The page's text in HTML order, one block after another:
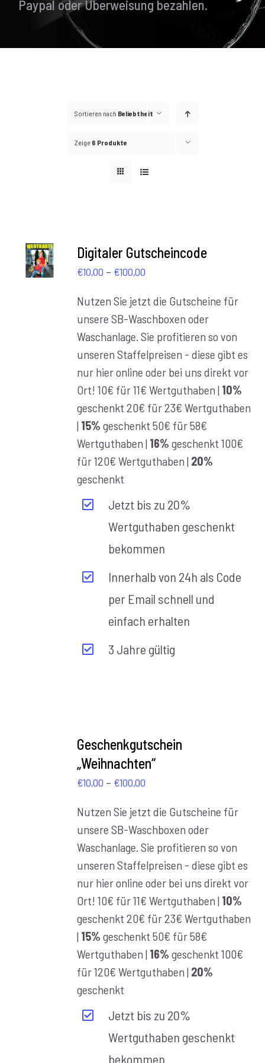
Paypal oder Überweisung bezahlen.
Sortieren nach Beliebtheit
Zeige 6 Produkte
WÄHLEN
/
Digitaler Gutscheincode
€10,00 – €100,00
bis
€100,00
Nutzen Sie jetzt die Gutscheine für
unsere SB-Waschboxen oder
Waschanlage. Sie profitieren so von
unseren Staffelpreisen - diese gibt es
nur hier online oder bei uns direkt vor
Ort! 10€ für 11€ Wertguthaben | 10%
geschenkt 20€ für 23€ Wertguthaben
| 15% geschenkt 50€ für 58€
Wertguthaben | 16% geschenkt 100€
für 120€ Wertguthaben | 20%
geschenkt
Jetzt bis zu 20%
Wertguthaben geschenkt
bekommen
Innerhalb von 24h als Code
per Email schnell und
einfach erhalten
3 Jahre gültig
Geschenkgutschein
„Weihnachten“
€10,00 – €100,00
bis
€100,00
Nutzen Sie jetzt die Gutscheine für
unsere SB-Waschboxen oder
Waschanlage. Sie profitieren so von
unseren Staffelpreisen - diese gibt es
nur hier online oder bei uns direkt vor
Ort! 10€ für 11€ Wertguthaben | 10%
geschenkt 20€ für 23€ Wertguthaben
| 15% geschenkt 50€ für 58€
Wertguthaben | 16% geschenkt 100€
für 120€ Wertguthaben | 20%
geschenkt
Jetzt bis zu 20%
Wertguthaben geschenkt
bekommen